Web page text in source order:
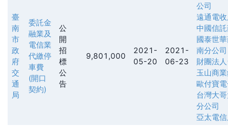
臺
南
市
政
府
交
通
局
委託金
融業及
電信業
代繳停
車費
(開口
契約)
公
開
招
標
公
告
9,801,000
2021-
05-20
2021-
06-23
公司
遠通電
中國信
國泰世
南分公司
財團法
玉山商
歐付寶
台灣大
分公司
亞太電